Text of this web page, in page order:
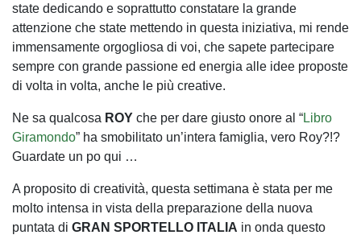
state dedicando e soprattutto constatare la grande
attenzione che state mettendo in questa iniziativa, mi rende
immensamente orgogliosa di voi, che sapete partecipare
sempre con grande passione ed energia alle idee proposte
di volta in volta, anche le più creative.
Ne sa qualcosa ROY che per dare giusto onore al “Libro
Giramondo” ha smobilitato un’intera famiglia, vero Roy?!?
Guardate un po qui …
A proposito di creatività, questa settimana è stata per me
molto intensa in vista della preparazione della nuova
puntata di GRAN SPORTELLO ITALIA in onda questo